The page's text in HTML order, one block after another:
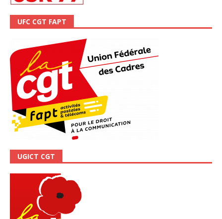
UFC CGT FAPT
UGICT CGT